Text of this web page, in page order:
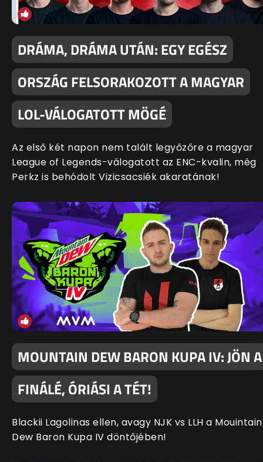
DRÁMA, DRÁMA UTÁN: EGY EGÉSZ
ORSZÁG FELSORAKOZOTT A MAGYAR
LOL-VÁLOGATOTT MÖGÉ
Az első két napon nem talált legyőzőre a magyar
League of Legends-válogatott az ENC-kvalin, még
Perkz is behódolt Vizicsacsiék akaratának!
MOUNTAIN DEW BARON KUPA IV: JÖN A
FINÁLÉ, ÓRIÁSI A TÉT!
Blackii Lagolinas ellen, avagy NJK vs LLH a Mouintain
Dew Baron Kupa IV döntőjében!